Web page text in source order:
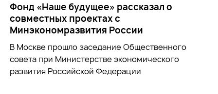
Фонд «Наше будущее» рассказал о
совместных проектах с
Минэкономразвития России
В Москве прошло заседание Общественного
совета при Министерстве экономического
развития Российской Федерации